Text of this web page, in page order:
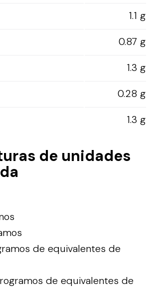
1.1 g
0.87 g
1.3 g
0.28 g
1.3 g
de unidades
de equivalentes de
de equivalentes de